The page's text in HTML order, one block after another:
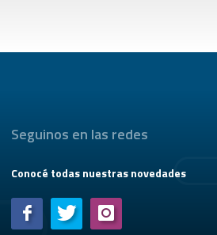
Seguinos en las redes
Conocé todas nuestras novedades